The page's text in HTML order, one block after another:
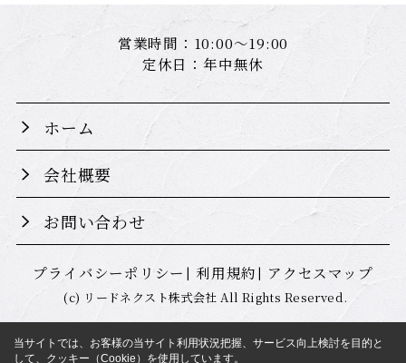
営業時間：10:00～19:00
定休日：年中無休
ホーム
会社概要
お問い合わせ
プライバシーポリシー 利用規約 アクセスマップ
(c) リードネクスト株式会社 All Rights Reserved.
当サイトでは、お客様の当サイト利用状況把握、サービス向上検討を目的と
して、クッキー（Cookie）を使用しています。